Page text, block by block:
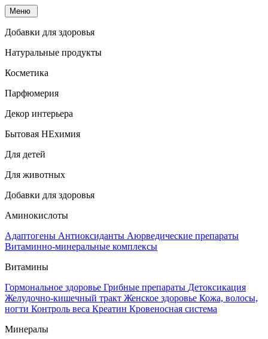
Меню
Добавки для здоровья
Натуральные продукты
Косметика
Парфюмерия
Декор интерьера
Бытовая НЕхимия
Для детей
Для животных
Добавки для здоровья
Аминокислоты
Адаптогены Антиоксиданты Аюрведические препараты
Витаминно-минеральные комплексы
Витамины
Гормональное здоровье Грибные препараты Детоксикация
Желудочно-кишечный тракт Женское здоровье Кожа, волосы,
ногти Контроль веса Креатин Кровеносная система
Минералы